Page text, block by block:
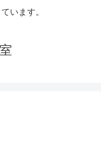
います。